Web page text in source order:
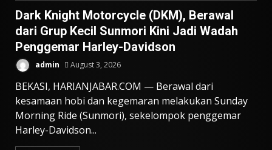
Dark Knight Motorcycle (DKM), Berawal
dari Grup Kecil Sunmori Kini Jadi Wadah
Penggemar Harley-Davidson
admin August 3, 2026
BEKASI, HARIANJABAR.COM — Berawal dari
kesamaan hobi dan kegemaran melakukan Sunday
Morning Ride (Sunmori), sekelompok penggemar
Harley-Davidson...